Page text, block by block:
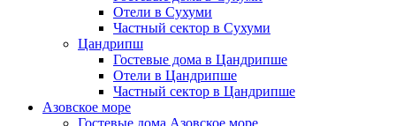
Отели в Сухуми
Частный сектор в Сухуми
Цандрипш
Гостевые дома в Цандрипше
Отели в Цандрипше
Частный сектор в Цандрипше
Азовское море
Гостевые дома Азовское море